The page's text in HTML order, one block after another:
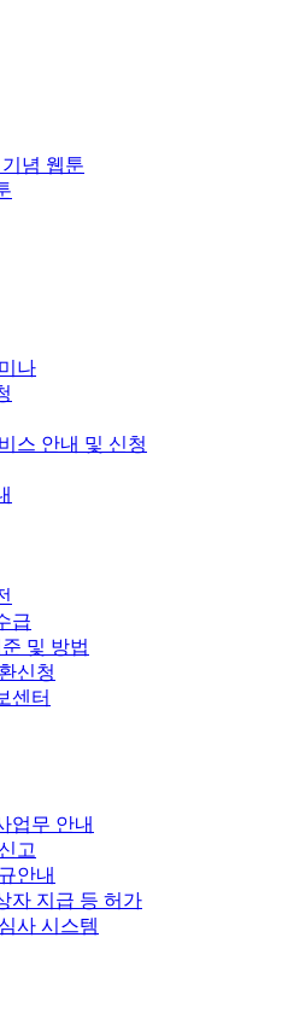
념 웹툰
나
스 안내 및 신청
급
및 방법
신청
센터
업무 안내
고
안내
자 지급 등 허가
사 시스템